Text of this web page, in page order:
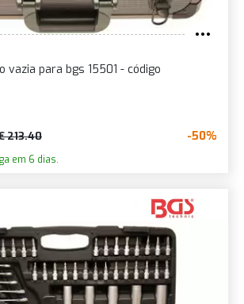
vazia para bgs 15501 - código
213.40 -50%
em 6 dias.